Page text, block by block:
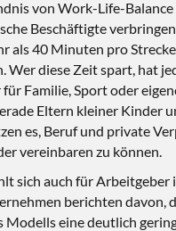
von Work-Life-
Beschäftigte
als 40 Minuten pro
Wer diese Zeit spart, hat
Familie, Sport oder
Eltern kleiner Kinder
es, Beruf und private
vereinbaren zu können.
sich auch für Arbeitgeber
berichten davon,
Modells eine deutlich